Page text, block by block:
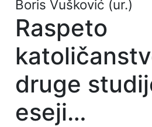
Boris Vušković (ur.)
Raspeto
druge
eseji…